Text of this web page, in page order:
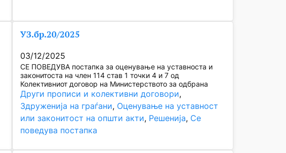
УЗ.бр.20/2025
03/12/2025
СЕ ПОВЕДУВА постапка за оценување на уставноста и
законитоста на член 114 став 1 точки 4 и 7 од
Колективниот договор на Министерството за одбрана
Други прописи и колективни договори
Здруженија на граѓани, Оценување на уставност
или законитост на општи акти, Решенија, Се
поведува постапка